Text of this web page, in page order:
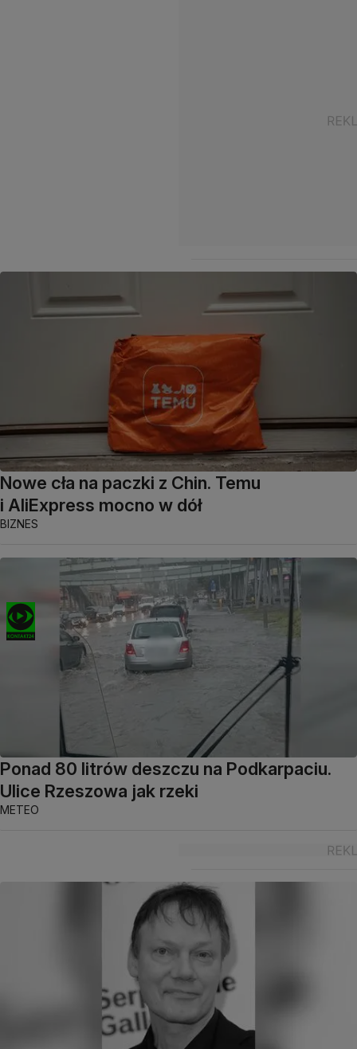
Nowe cła na paczki z Chin. Temu
i AliExpress mocno w dół
BIZNES
Ponad 80 litrów deszczu na Podkarpaciu.
Ulice Rzeszowa jak rzeki
METEO